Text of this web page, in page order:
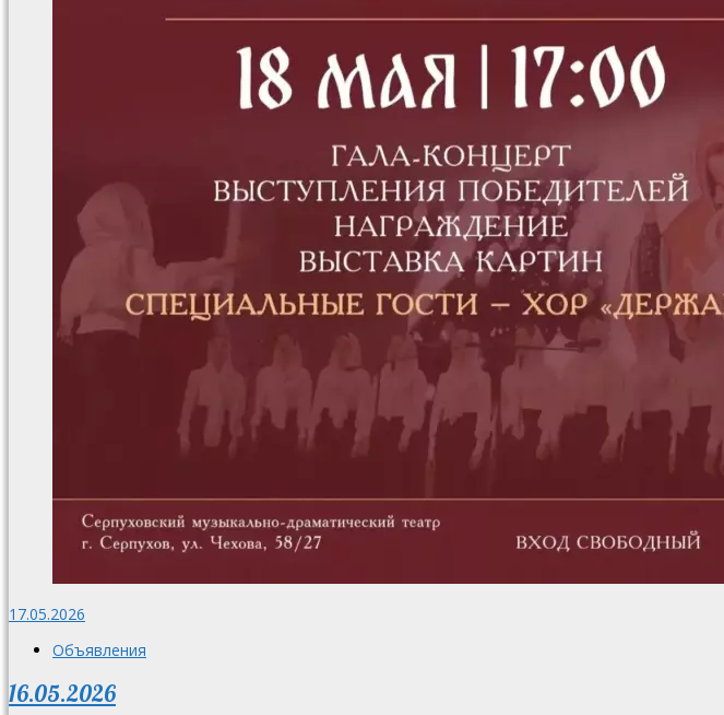
17.05.2026
Объявления
16.05.2026